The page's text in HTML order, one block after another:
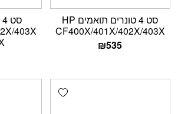
סט 4 טונרים תואמים HP
CF400X/401X/402X/403X
₪535
403X
Add wishlist